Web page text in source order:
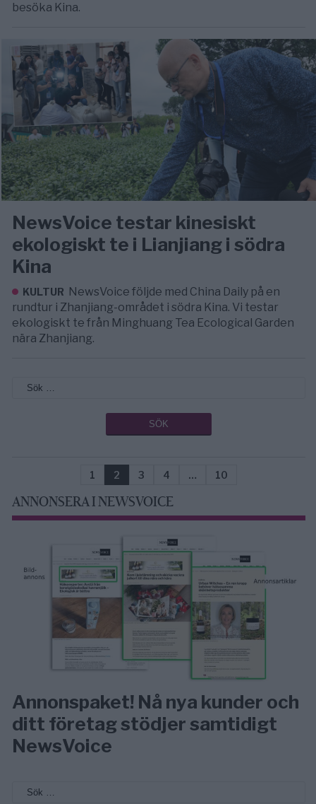
besöka Kina.
NewsVoice testar kinesiskt
ekologiskt te i Lianjiang i södra
Kina
KULTUR NewsVoice följde med China Daily på en
rundtur i Zhanjiang-området i södra Kina. Vi testar
ekologiskt te från Minghuang Tea Ecological Garden
nära Zhanjiang.
1 2 3 4 … 10
ANNONSERA I NEWSVOICE
Annonspaket! Nå nya kunder och
ditt företag stödjer samtidigt
NewsVoice